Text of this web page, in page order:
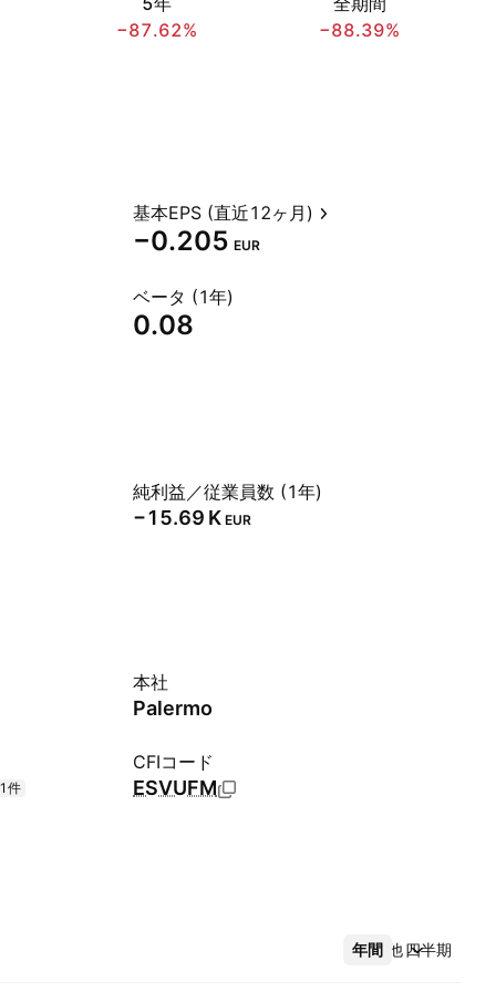
−87.62%
−88.39%
基本EPS (直近12ヶ月)
−0.205 EUR
ベータ (1年)
0.08
純利益／従業員数 (1年)
‪−15.69 K‬ EUR
本社
Palermo
件
CFIコード
ESVUFM
年間 四半期
その他